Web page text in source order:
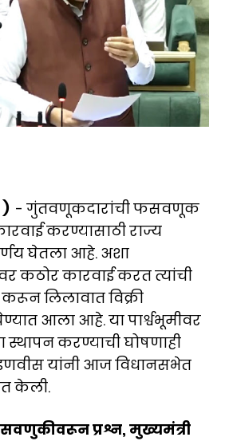
) - गुंतवणूकदारांची फसवणूक
करण्यासाठी राज्य
घेतला आहे. अशा
कठोर कारवाई करत त्यांची
लिलावात विक्री
आला आहे. या पार्श्वभूमीवर
स्थापन करण्याची घोषणाही
यांनी आज विधानसभेत
केली.
प्रश्न, मुख्यमंत्री